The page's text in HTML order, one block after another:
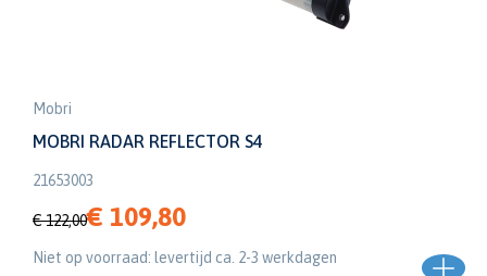
Mobri
MOBRI RADAR REFLECTOR S4
21653003
€ 122,00€ 109,80
Niet op voorraad: levertijd ca. 2-3 werkdagen